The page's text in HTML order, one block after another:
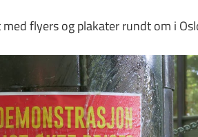
flyers og plakater rundt om i